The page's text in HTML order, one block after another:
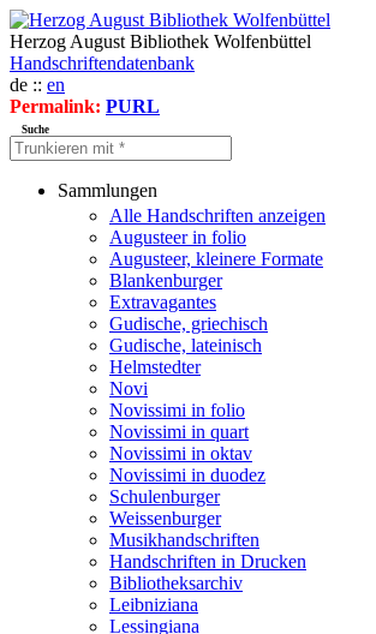
Herzog August Bibliothek Wolfenbüttel
Handschriftendatenbank
de :: en
Permalink: PURL
Suche
Sammlungen
Alle Handschriften anzeigen
Augusteer in folio
Augusteer, kleinere Formate
Blankenburger
Extravagantes
Gudische, griechisch
Gudische, lateinisch
Helmstedter
Novi
Novissimi in folio
Novissimi in quart
Novissimi in oktav
Novissimi in duodez
Schulenburger
Weissenburger
Musikhandschriften
Handschriften in Drucken
Bibliotheksarchiv
Leibniziana
Lessingiana